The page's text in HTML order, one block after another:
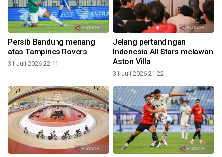
Persib Bandung menang
atas Tampines Rovers
31 Juli 2026 22:11
Jelang pertandingan
Indonesia All Stars melawan
Aston Villa
31 Juli 2026 21:22